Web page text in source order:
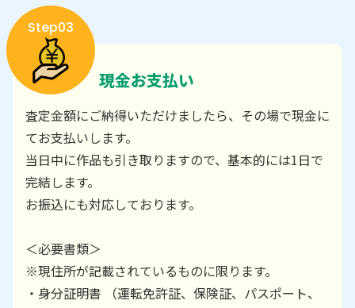
Step03
現金お支払い
査定金額にご納得いただけましたら、その場で現金に
てお支払いします。
当日中に作品も引き取りますので、基本的には1日で
完結します。
お振込にも対応しております。
＜必要書類＞
※現住所が記載されているものに限ります。
・身分証明書 （運転免許証、保険証、パスポート、